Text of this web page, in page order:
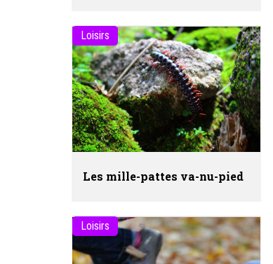
Loisirs
Les mille-pattes va-nu-pied
Loisirs